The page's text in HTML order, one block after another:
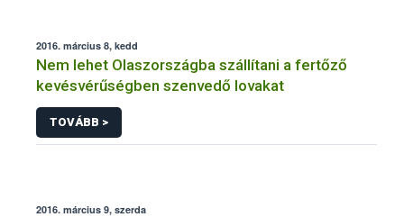
2016. március 8, kedd
Nem lehet Olaszországba szállítani a fertőző
kevésvérűségben szenvedő lovakat
TOVÁBB >
2016. március 9, szerda